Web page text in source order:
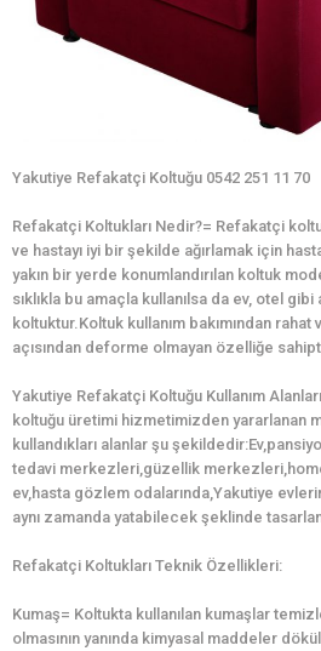
Yakutiye Refakatçi Koltuğu 0542 251 11 70
Refakatçi Koltukları Nedir?= Refakatçi
ve hastayı iyi bir şekilde ağırlamak için
yakın bir yerde konumlandırılan koltuk
sıklıkla bu amaçla kullanılsa da ev, otel
koltuktur.Koltuk kullanım bakımından rahat
açısından deforme olmayan özelliğe
Yakutiye Refakatçi Koltuğu Kullanım
koltuğu üretimi hizmetimizden yararlanan
kullandıkları alanlar şu
tedavi merkezleri,güzellik
ev,hasta gözlem odalarında,Yakutiye
aynı zamanda yatabilecek şeklinde
Refakatçi Koltukları Teknik Özellikleri:
Kumaş= Koltukta kullanılan kumaşlar
olmasının yanında kimyasal maddeler